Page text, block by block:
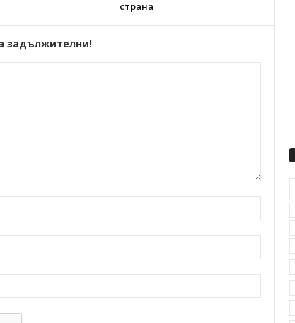
страна
задължителни!